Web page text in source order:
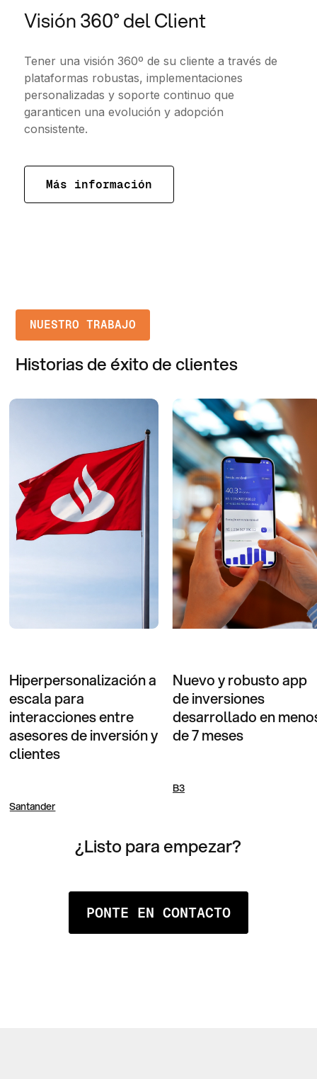
Visión 360° del Client
Tener una visión 360º de su cliente a través de
plataformas robustas, implementaciones
personalizadas y soporte continuo que
garanticen una evolución y adopción
consistente.
Más información
NUESTRO TRABAJO
Historias de éxito de clientes
Hiperpersonalización a
escala para
interacciones entre
asesores de inversión y
clientes
Santander
Nuevo y robusto app
de inversiones
desarrollado en
de 7 meses
B3
¿Listo para empezar?
PONTE EN CONTACTO